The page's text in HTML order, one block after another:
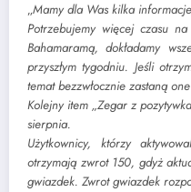
„Mamy dla Was kilka
Potrzebujemy więcej czasu
Bahamaramą, dokładamy
przyszłym tygodniu. Jeśli
temat bezzwłocznie zastaną
Kolejny item „Zegar z
sierpnia.
Użytkownicy, którzy
otrzymają zwrot 150, gdyż
gwiazdek. Zwrot gwiazdek